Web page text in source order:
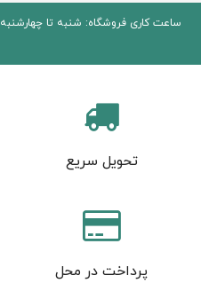
ساعت کاری فروشگاه: شنبه تا چهارشنبه 10 الی 18 پنجشنبه 10 الی 15
تحویل سریع
پرداخت در محل